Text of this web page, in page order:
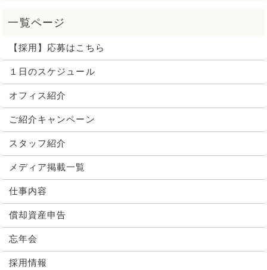
【採用】応募はこちら
１日のスケジュール
オフィス紹介
ご紹介キャンペーン
スタッフ紹介
メディア掲載一覧
仕事内容
償却資産申告
忘年会
採用情報